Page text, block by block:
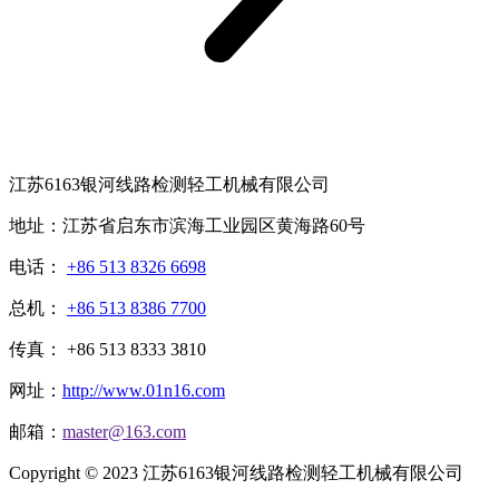
江苏6163银河线路检测轻工机械有限公司
地址：江苏省启东市滨海工业园区黄海路60号
电话： +86 513 8326 6698
总机： +86 513 8386 7700
传真： +86 513 8333 3810
网址： http://www.01n16.com
邮箱： master@163.com
Copyright © 2023 江苏6163银河线路检测轻工机械有限公司